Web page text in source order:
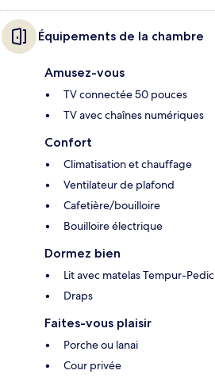
Équipements de la chambre
Amusez-vous
TV connectée 50 pouces
TV avec chaînes numériques
Confort
Climatisation et chauffage
Ventilateur de plafond
Cafetière/bouilloire
Bouilloire électrique
Dormez bien
Lit avec matelas Tempur-Pedic
Draps
Faites-vous plaisir
Porche ou lanai
Cour privée